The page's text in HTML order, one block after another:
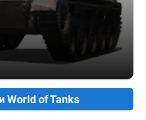
World of Tanks